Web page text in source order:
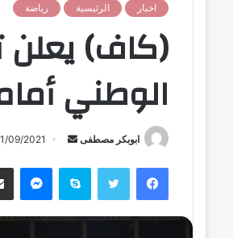
اخبار الرئيسية رياضة
(كاف) يعلن
الوطني
ابوبكر مصطفى
أ
ب
09/2021
فيسبوك تويتر سكايب ماسنجر